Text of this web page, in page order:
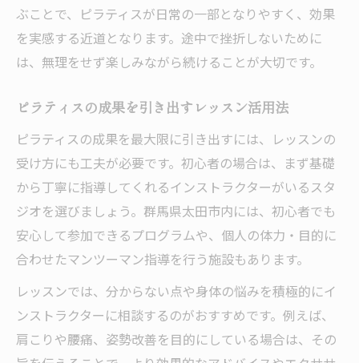
ぶことで、ピラティスが日常の一部となりやすく、効果
を実感する近道となります。途中で挫折しないために
は、無理をせず楽しみながら続けることが大切です。
ピラティスの成果を引き出すレッスン活用法
ピラティスの成果を最大限に引き出すには、レッスンの
受け方にも工夫が必要です。初心者の場合は、まず基礎
から丁寧に指導してくれるインストラクターがいるスタ
ジオを選びましょう。群馬県太田市内には、初心者でも
安心して参加できるプログラムや、個人の体力・目的に
合わせたマンツーマン指導を行う施設もあります。
レッスンでは、分からない点や身体の悩みを積極的にイ
ンストラクターに相談するのがおすすめです。例えば、
肩こりや腰痛、姿勢改善を目的にしている場合は、その